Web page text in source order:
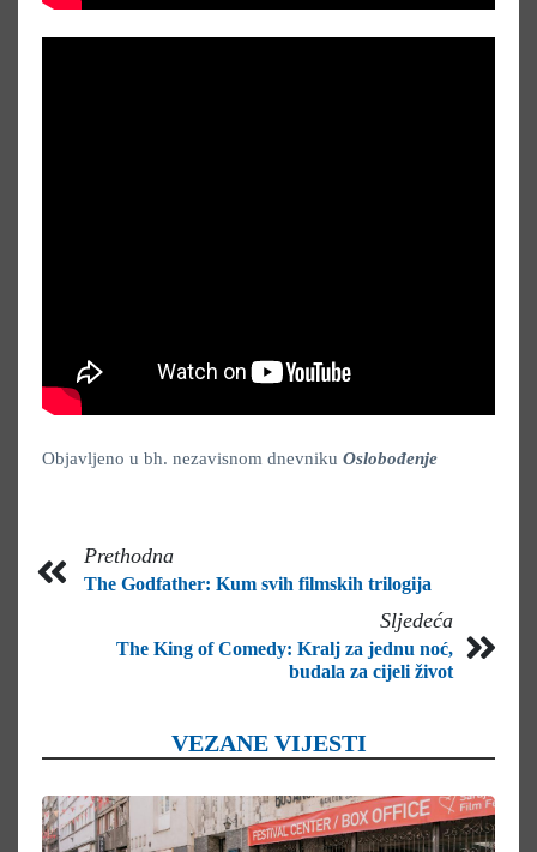
Objavljeno u bh. nezavisnom dnevniku Oslobođenje
Prethodna
The Godfather: Kum svih filmskih trilogija
Sljedeća
The King of Comedy: Kralj za jednu noć,
budala za cijeli život
VEZANE VIJESTI